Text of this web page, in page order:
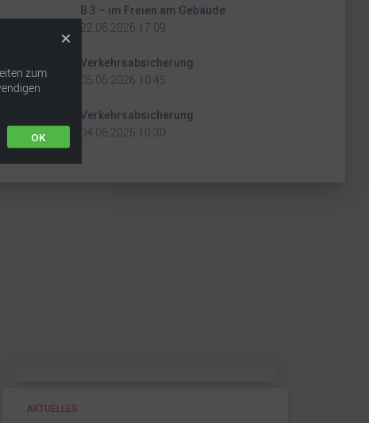
B 3 – im Freien am Gebäude
22.06.2026 17:09
Verkehrsabsicherung
05.06.2026 10:45
Verkehrsabsicherung
04.06.2026 10:30
AKTUELLES
zum
OK